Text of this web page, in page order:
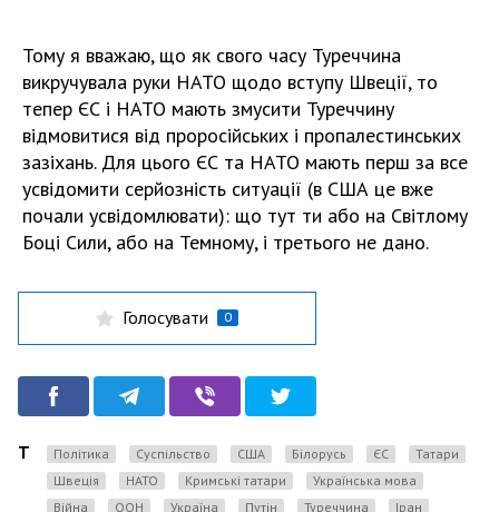
Тому я вважаю, що як свого часу Туреччина
викручувала руки НАТО щодо вступу Швеції, то
тепер ЄС і НАТО мають змусити Туреччину
відмовитися від проросійських і пропалестинських
зазіхань. Для цього ЄС та НАТО мають перш за все
усвідомити серйозність ситуації (в США це вже
почали усвідомлювати): що тут ти або на Світлому
Боці Сили, або на Темному, і третього не дано.
Голосувати 0
Теги Політика Суспільство США Білорусь ЄС
Татари
Швеція
НАТО кримські татари
українська мова
Війна
ООН Україна Путін Туреччина Іран